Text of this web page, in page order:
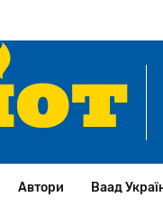
Автори Ваад